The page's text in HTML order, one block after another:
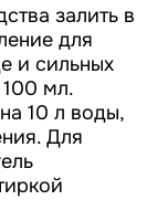
залить в
для
и сильных
100 мл.
10 л воды,
Для